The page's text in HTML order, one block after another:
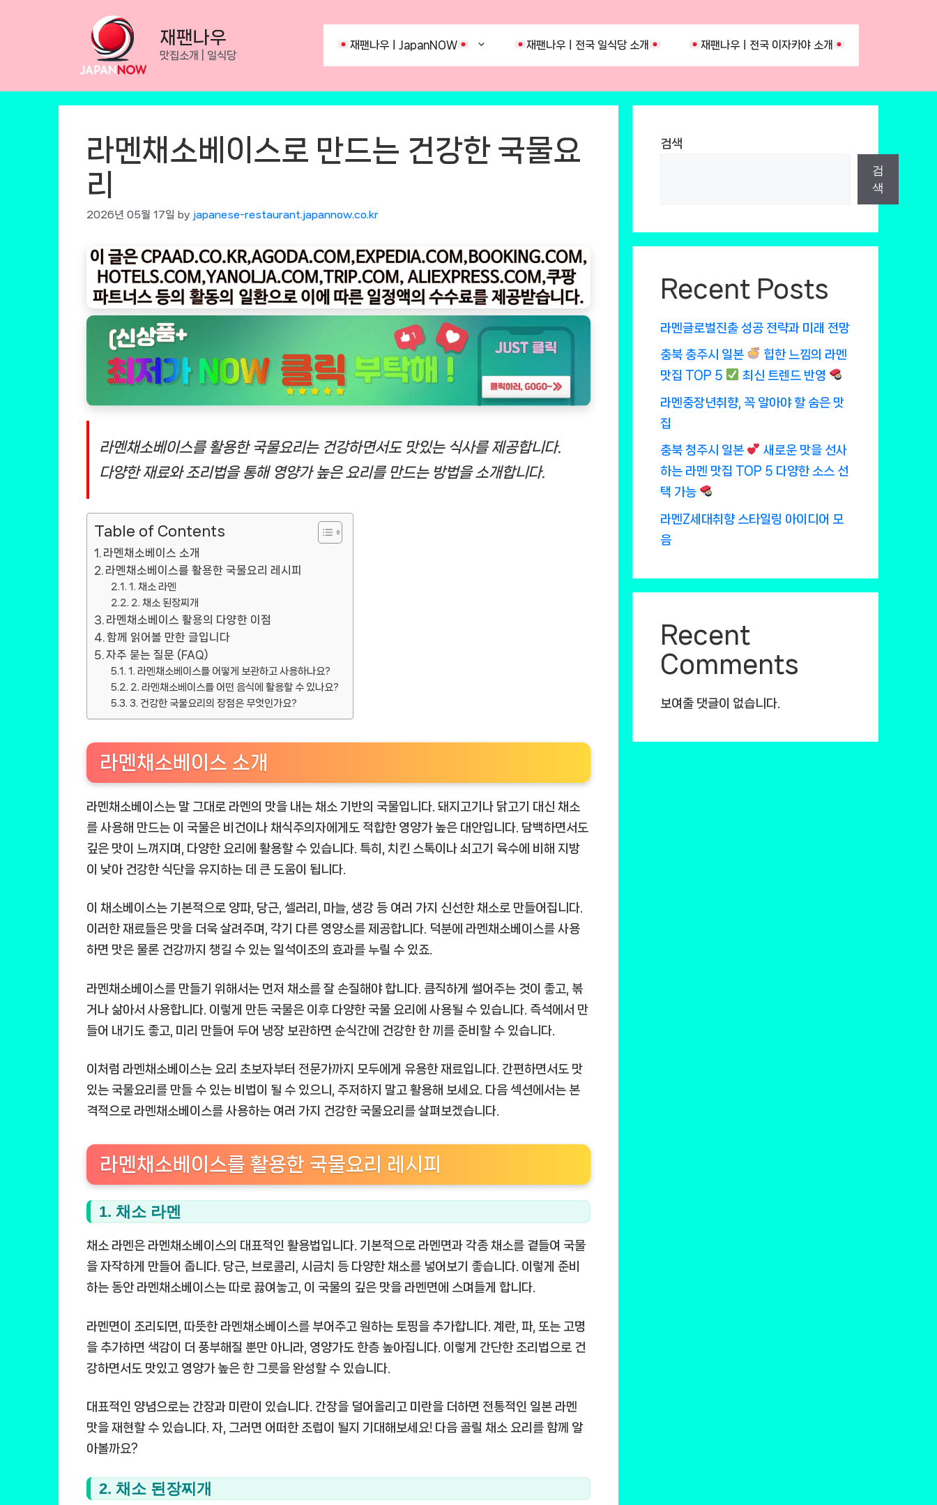
재팬나우
맛집소개 | 일식당
재팬나우ㅣJapanNOW 재팬나우ㅣ전국 일식당 소개 재팬나우ㅣ전국 이자카야 소개
라멘채소베이스로 만드는 건강한 국물요
리
2026년 05월 17일 by japanese-restaurant.japannow.co.kr
라멘채소베이스를 활용한 국물요리는 건강하면서도 맛있는 식사를 제공합니다.
다양한 재료와 조리법을 통해 영양가 높은 요리를 만드는 방법을 소개합니다.
Table of Contents
라멘채소베이스 소개
라멘채소베이스를 활용한 국물요리 레시피
1. 채소 라멘
2. 채소 된장찌개
라멘채소베이스 활용의 다양한 이점
함께 읽어볼 만한 글입니다
자주 묻는 질문 (FAQ)
1. 라멘채소베이스를 어떻게 보관하고 사용하나요?
2. 라멘채소베이스를 어떤 음식에 활용할 수 있나요?
3. 건강한 국물요리의 장점은 무엇인가요?
라멘채소베이스 소개
라멘채소베이스는 말 그대로 라멘의 맛을 내는 채소 기반의 국물입니다. 돼지고기나 닭고기 대신 채소
를 사용해 만드는 이 국물은 비건이나 채식주의자에게도 적합한 영양가 높은 대안입니다. 담백하면서도
깊은 맛이 느껴지며, 다양한 요리에 활용할 수 있습니다. 특히, 치킨 스톡이나 쇠고기 육수에 비해 지방
이 낮아 건강한 식단을 유지하는 데 큰 도움이 됩니다.
이 채소베이스는 기본적으로 양파, 당근, 셀러리, 마늘, 생강 등 여러 가지 신선한 채소로 만들어집니다.
이러한 재료들은 맛을 더욱 살려주며, 각기 다른 영양소를 제공합니다. 덕분에 라멘채소베이스를 사용
하면 맛은 물론 건강까지 챙길 수 있는 일석이조의 효과를 누릴 수 있죠.
라멘채소베이스를 만들기 위해서는 먼저 채소를 잘 손질해야 합니다. 큼직하게 썰어주는 것이 좋고, 볶
거나 삶아서 사용합니다. 이렇게 만든 국물은 이후 다양한 국물 요리에 사용될 수 있습니다. 즉석에서 만
들어 내기도 좋고, 미리 만들어 두어 냉장 보관하면 순식간에 건강한 한 끼를 준비할 수 있습니다.
이처럼 라멘채소베이스는 요리 초보자부터 전문가까지 모두에게 유용한 재료입니다. 간편하면서도 맛
있는 국물요리를 만들 수 있는 비법이 될 수 있으니, 주저하지 말고 활용해 보세요. 다음 섹션에서는 본
격적으로 라멘채소베이스를 사용하는 여러 가지 건강한 국물요리를 살펴보겠습니다.
라멘채소베이스를 활용한 국물요리 레시피
1. 채소 라멘
채소 라멘은 라멘채소베이스의 대표적인 활용법입니다. 기본적으로 라멘면과 각종 채소를 곁들여 국물
을 자작하게 만들어 줍니다. 당근, 브로콜리, 시금치 등 다양한 채소를 넣어보기 좋습니다. 이렇게 준비
하는 동안 라멘채소베이스는 따로 끓여놓고, 이 국물의 깊은 맛을 라멘면에 스며들게 합니다.
라멘면이 조리되면, 따뜻한 라멘채소베이스를 부어주고 원하는 토핑을 추가합니다. 계란, 파, 또는 고명
을 추가하면 색감이 더 풍부해질 뿐만 아니라, 영양가도 한층 높아집니다. 이렇게 간단한 조리법으로 건
강하면서도 맛있고 영양가 높은 한 그릇을 완성할 수 있습니다.
대표적인 양념으로는 간장과 미란이 있습니다. 간장을 덜어올리고 미란을 더하면 전통적인 일본 라멘
맛을 재현할 수 있습니다. 자, 그러면 어떠한 조럽이 될지 기대해보세요! 다음 골릴 채소 요리를 함께 알
아볼까요?
2. 채소 된장찌개
검색
검
색
Recent Posts
라멘글로벌진출 성공 전략과 미래 전망
충북 충주시 일본
힙한 느낌의 라멘
맛집 TOP 5
최신 트렌드 반영
라멘중장년취향, 꼭 알아야 할 숨은 맛
집
충북 청주시 일본
새로운 맛을 선사
하는 라멘 맛집 TOP 5 다양한 소스 선
택 가능
라멘Z세대취향 스타일링 아이디어 모
음
Recent
Comments
보여줄 댓글이 없습니다.